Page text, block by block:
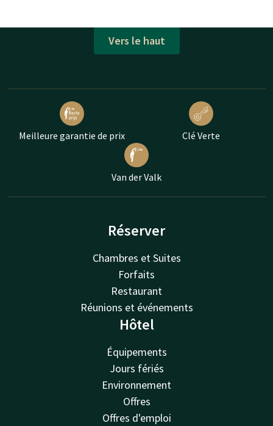
Vers le haut
Meilleure garantie de prix Clé Verte
Van der Valk
Réserver
Chambres et Suites
Forfaits
Restaurant
Réunions et événements
Hôtel
Équipements
Jours fériés
Environnement
Offres
Offres d'emploi